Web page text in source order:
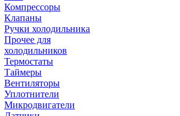
Компрессоры
Клапаны
Ручки холодильника
Прочее для
холодильников
Термостаты
Таймеры
Вентиляторы
Уплотнители
Микродвигатели